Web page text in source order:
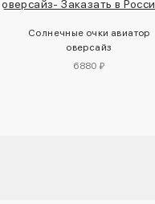
Солнечные очки авиатор
оверсайз
6880 ₽